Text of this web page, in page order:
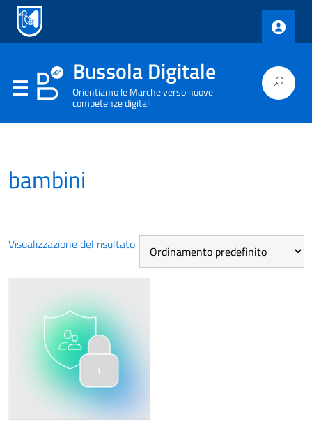
Bussola Digitale
Orientiamo le Marche verso nuove
competenze digitali
bambini
Visualizzazione del risultato